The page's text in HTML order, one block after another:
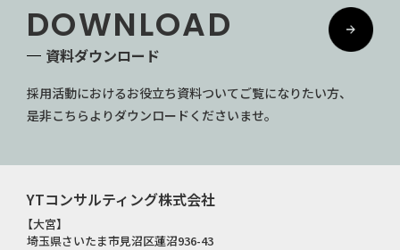
DOWNLOAD
資料ダウンロード
採用活動におけるお役立ち資料ついてご覧になりたい方、
是非こちらよりダウンロードくださいませ。
YTコンサルティング株式会社
【大宮】
埼玉県さいたま市見沼区蓮沼936-43